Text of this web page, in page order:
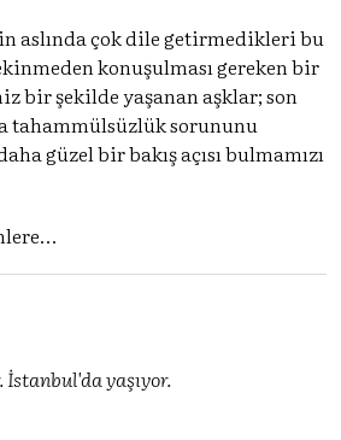
aslında çok dile getirmedikleri bu
konuşulması gereken bir
bir şekilde yaşanan aşklar; son
tahammülsüzlük sorununu
güzel bir bakış açısı bulmamızı
İstanbul'da yaşıyor.